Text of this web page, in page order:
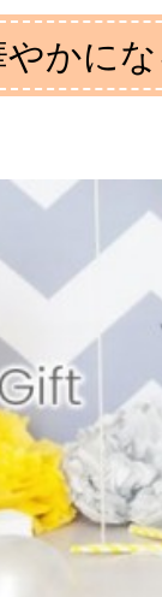
かに